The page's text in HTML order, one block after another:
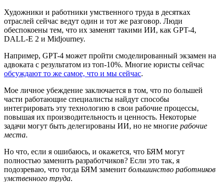
Художники и работники умственного труда в десятках
отраслей сейчас ведут один и тот же разговор. Люди
обеспокоены тем, что их заменят такими ИИ, как GPT-4,
DALL-E 2 и Midjourney.
Например, GPT-4 может пройти смоделированный экзамен на
адвоката с результатом из топ-10%. Многие юристы сейчас
обсуждают то же самое, что и мы сейчас.
Мое личное убеждение заключается в том, что по большей
части работающие специалисты найдут способы
интегрировать эту технологию в свои рабочие процессы,
повышая их производительность и ценность. Некоторые
задачи могут быть делегированы ИИ, но не многие рабочие
места.
Но что, если я ошибаюсь, и окажется, что БЯМ могут
полностью заменить разработчиков? Если это так, я
подозреваю, что тогда БЯМ заменит большинство работников
умственного труда.